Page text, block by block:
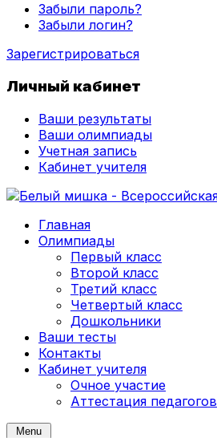
Забыли пароль?
Забыли логин?
Зарегистрироваться
Личный кабинет
Ваши результаты
Ваши олимпиады
Учетная запись
Кабинет учителя
Главная
Олимпиады
Первый класс
Второй класс
Третий класс
Четвертый класс
Дошкольники
Ваши тесты
Контакты
Кабинет учителя
Очное участие
Аттестация педагогов
Menu